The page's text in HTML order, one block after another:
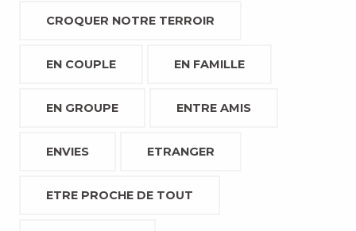
CROQUER NOTRE TERROIR
EN COUPLE EN FAMILLE
EN GROUPE ENTRE AMIS
ENVIES ETRANGER
ETRE PROCHE DE TOUT